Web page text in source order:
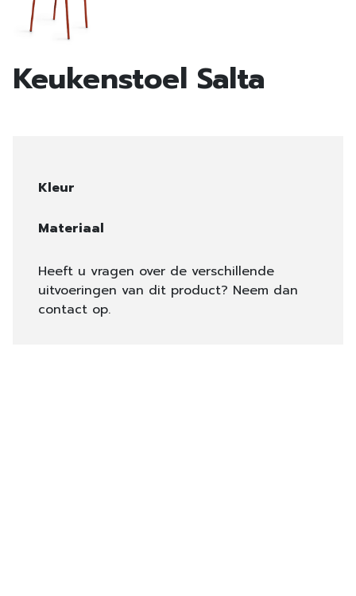
Keukenstoel Salta
Kleur
Materiaal
Heeft u vragen over de verschillende
uitvoeringen van dit product? Neem dan
contact op.